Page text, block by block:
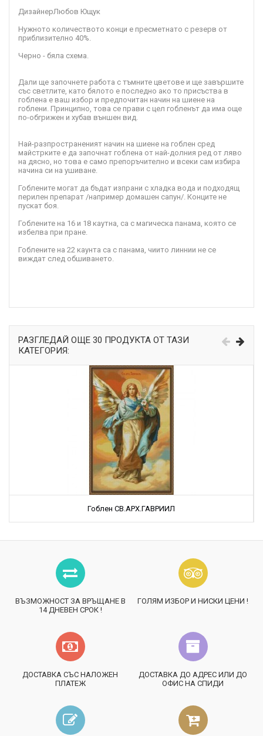
ДизайнерЛюбов Ющук
Нужното количеството конци е пресметнато с резерв от
приблизително 40%.
Черно - бяла схема.
Дали ще започнете работа с тъмните цветове и ще завършите
със светлите, като бялото е последно ако то присъства в
гоблена е ваш избор и предпочитан начин на шиене на
гоблени. Принципно, това се прави с цел гобленът да има още
по-обгрижен и хубав външен вид.
Най-разпространеният начин на шиене на гоблен сред
майстрките е да започнат гоблена от най-долния ред от ляво
на дясно, но това е само препоръчително и всеки сам избира
начина си на ушиване.
Гоблените могат да бъдат изпрани с хладка вода и подходящ
перилен препарат /например домашен сапун/. Конците не
пускат боя.
Гоблените на 16 и 18 каутна, са с магическа панама, която се
избелва при пране.
Гоблените на 22 каунта са с панама, чиито линнии не се
виждат след обшиването.
РАЗГЛЕДАЙ ОЩЕ 30 ПРОДУКТА ОТ ТАЗИ
КАТЕГОРИЯ:
Гоблен СВ.АРХ.ГАВРИИЛ
ВЪЗМОЖНОСТ ЗА ВРЪЩАНЕ В
14 ДНЕВЕН СРОК !
ГОЛЯМ ИЗБОР И НИСКИ ЦЕНИ !
ДОСТАВКА СЪС НАЛОЖЕН
ПЛАТЕЖ
ДОСТАВКА ДО АДРЕС ИЛИ ДО
ОФИС НА СПИДИ